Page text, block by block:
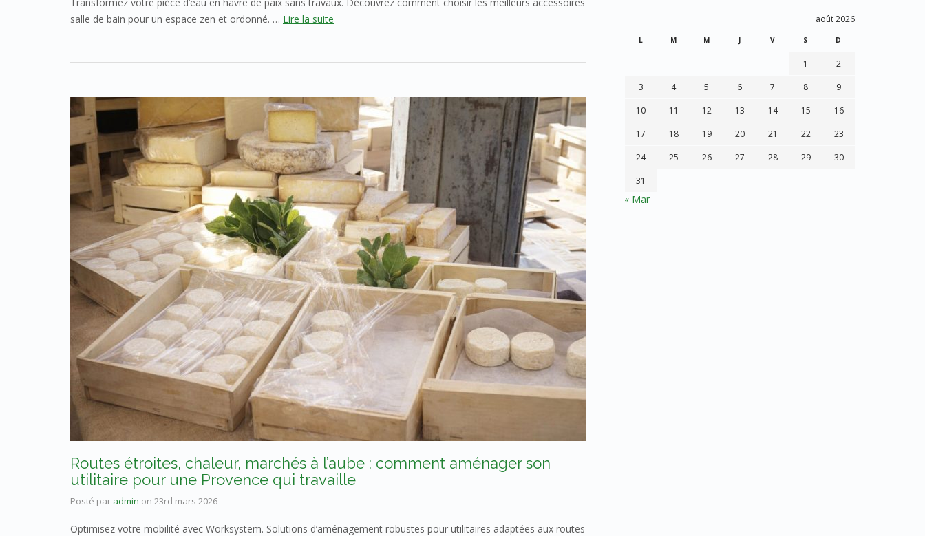
salle de bain pour un espace zen et ordonné. … Lire la suite
Routes étroites, chaleur, marchés à l’aube : comment aménager son
utilitaire pour une Provence qui travaille
Posté par admin on 23rd mars 2026
Optimisez votre mobilité avec Worksystem. Solutions d’aménagement robustes pour utilitaires adaptées aux routes
août 2026
L M M J V S D
1
2
3
4 5 6 7 8
9
10
11 12 13 14 15
16
17
18 19 20 21 22
23
24
25 26 27 28 29
30
31
« Mar